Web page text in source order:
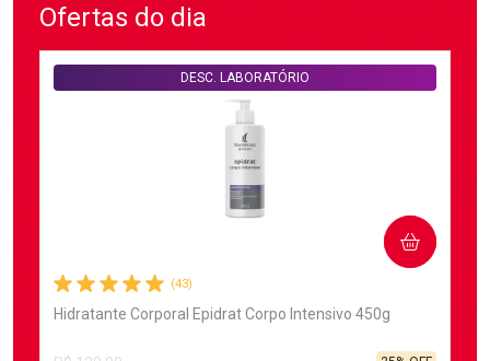
Ofertas do dia
(43)
Hidratante Corporal Epidrat Corpo Intensivo 450g
DESC. LABORATÓRIO
COMPRAR